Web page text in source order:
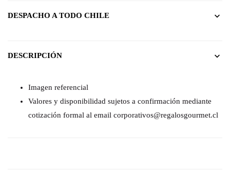
DESPACHO A TODO CHILE
DESCRIPCIÓN
Imagen referencial
Valores y disponibilidad sujetos a confirmación mediante
cotización formal al email corporativos@regalosgourmet.cl